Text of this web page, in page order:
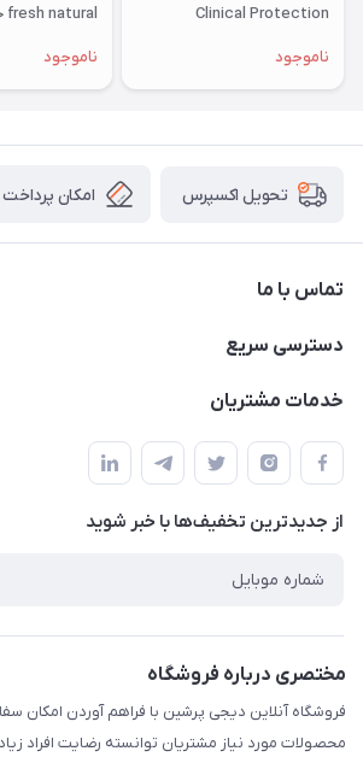
Clinical Protection
ناموجود
ناموجود
تحویل اکسپرس امکان
تماس با ما
09172138137
دسترسی سریع
حساب کاربری
لیست محصولات
درباره ما
خدمات مشتریان
قوانین و مقررات
حریم خصوصی
راهنما
از جدید‌ترین تخفیف‌ها با‌ خبر شوید
مختصری درباره فروشگاه
فروشگاه آنلاین دیجی پرشین با فراهم آوردن امکان
محصولات مورد نیاز مشتریان توانسته رضایت افراد